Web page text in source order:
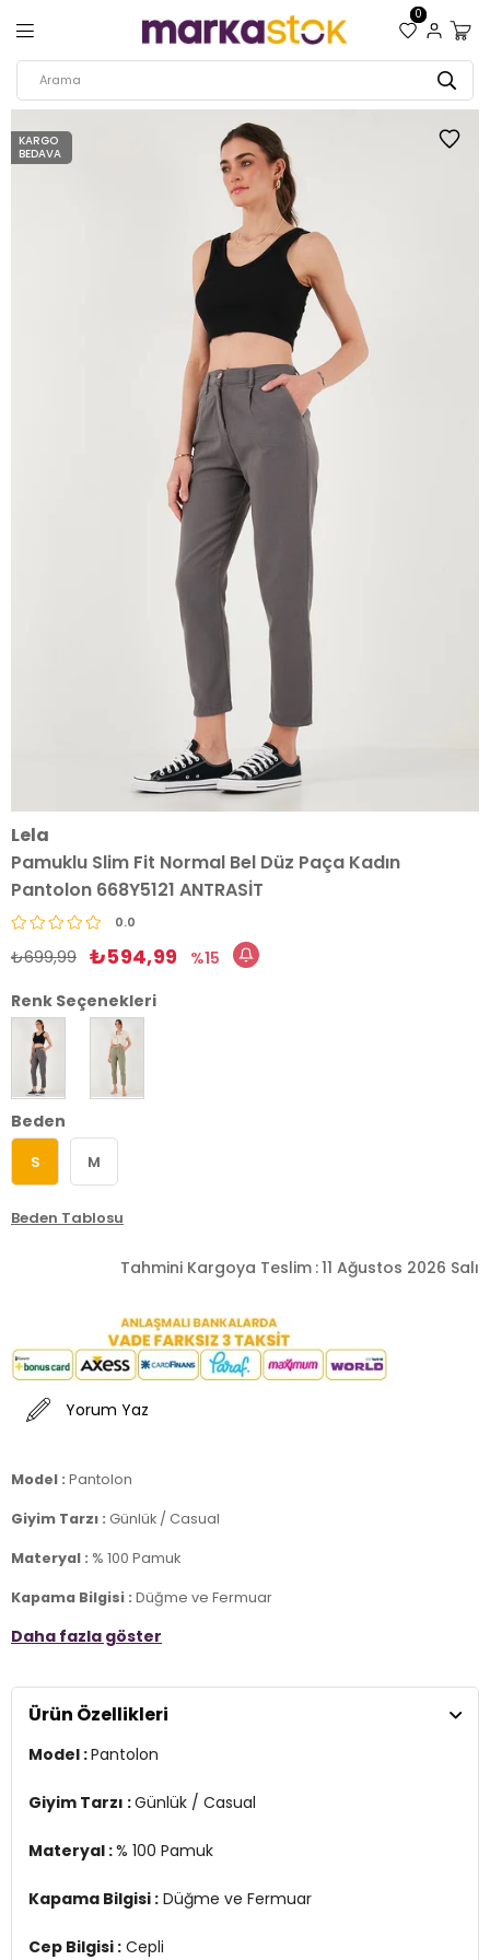
0
KARGO
BEDAVA
Lela
Pamuklu Slim Fit Normal Bel Düz Paça Kadın
Pantolon 668Y5121 ANTRASİT
0.0
₺699,99 ₺594,99
15
Renk Seçenekleri
Beden
S M
Beden Tablosu
Tahmini Kargoya Teslim :11 Ağustos 2026 Salı
Yorum Yaz
Model : Pantolon
Giyim Tarzı : Günlük / Casual
Materyal : % 100 Pamuk
Kapama Bilgisi : Düğme ve Fermuar
Cep Bilgisi :Cepli
Manken Ölçüsü :Boy 1.78 cm / Göğüs 89 cm / Bel 63 cm / Basen
2DY668Y5121.135
Daha fazla göster
Ürün Özellikleri
Model :Pantolon
Giyim Tarzı :Günlük / Casual
Materyal :% 100 Pamuk
Kapama Bilgisi : Düğme ve Fermuar
Cep Bilgisi : Cepli